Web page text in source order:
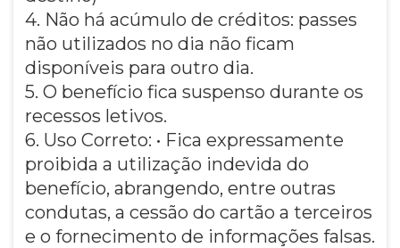
4. Não há acúmulo de créditos: passes
não utilizados no dia não ficam
disponíveis para outro dia.
5. O benefício fica suspenso durante os
recessos letivos.
6. Uso Correto: • Fica expressamente
proibida a utilização indevida do
benefício, abrangendo, entre outras
condutas, a cessão do cartão a terceiros
e o fornecimento de informações falsas.